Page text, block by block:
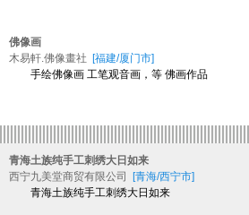
佛像画
木易軒.佛像畫社
[福建/厦门市]
手绘佛像画 工笔观音画，等 佛画作品
青海土族纯手工刺绣大日如来
西宁九美堂商贸有限公司
[青海/西宁市]
青海土族纯手工刺绣大日如来